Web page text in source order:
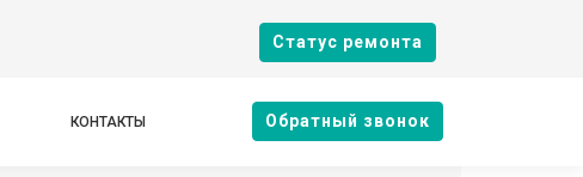
Cтатус ремонта
КОНТАКТЫ Oбратный звонок